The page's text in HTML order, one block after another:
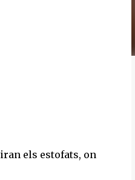
els estofats, on